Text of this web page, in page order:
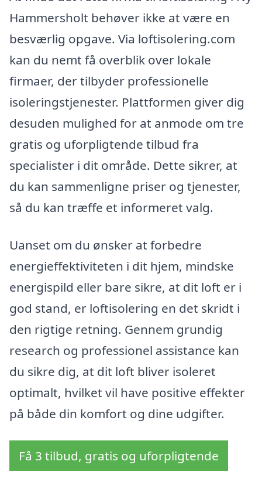
Hammersholt behøver ikke at være en
besværlig opgave. Via loftisolering.com
kan du nemt få overblik over lokale
firmaer, der tilbyder professionelle
isoleringstjenester. Plattformen giver dig
desuden mulighed for at anmode om tre
gratis og uforpligtende tilbud fra
specialister i dit område. Dette sikrer, at
du kan sammenligne priser og tjenester,
så du kan træffe et informeret valg.
Uanset om du ønsker at forbedre
energieffektiviteten i dit hjem, mindske
energispild eller bare sikre, at dit loft er i
god stand, er loftisolering en det skridt i
den rigtige retning. Gennem grundig
research og professionel assistance kan
du sikre dig, at dit loft bliver isoleret
optimalt, hvilket vil have positive effekter
på både din komfort og dine udgifter.
Få 3 tilbud, gratis og uforpligtende